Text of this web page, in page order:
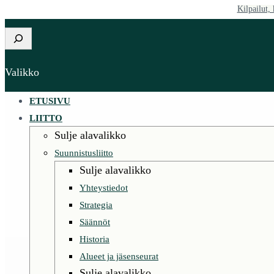
sisältöön
Kilpailut,
Etsi
Valikko
ETUSIVU
LIITTO
Sulje alavalikko
Suunnistusliitto
Sulje alavalikko
Yhteystiedot
Strategia
Säännöt
Historia
Alueet ja jäsenseurat